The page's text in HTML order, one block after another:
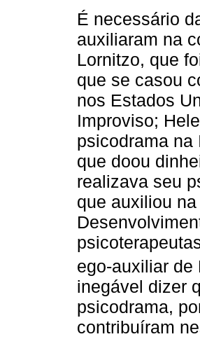
É necessário
auxiliaram na
Lornitzo, que
que se casou
nos Estados
Improviso;
psicodrama na
que doou
realizava seu
que auxiliou
ego-auxiliar de
inegável dizer
psicodrama,
contribuíram